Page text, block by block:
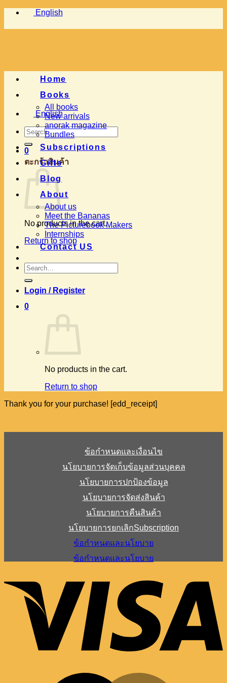
Skip
content
English
English
Search
for:
0
ตะกร้าสินค้า
No products in the cart.
Return to shop
Home
Books
All books
New arrivals
anorak magazine
Bundles
Subscriptions
Gifts
Blog
About
About us
Meet the Bananas
The Picturebook Makers
Internships
Contact US
Search
for:
Login / Register
0
No products in the cart.
Return to shop
Thank you for your purchase! [edd_receipt]
ข้อกำหนดและเงื่อนไข
นโยบายการจัดเก็บข้อมูลส่วนบุคคล
นโยบายการปกป้องข้อมูล
นโยบายการจัดส่งสินค้า
นโยบายการคืนสินค้า
นโยบายการยกเลิกSubscription
ข้อกำหนดและนโยบาย
ข้อกำหนดและนโยบาย